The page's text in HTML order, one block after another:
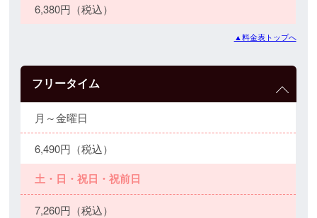
6,380円（税込）
▲料金表トップへ
フリータイム
月～金曜日
6,490円（税込）
土・日・祝日・祝前日
7,260円（税込）